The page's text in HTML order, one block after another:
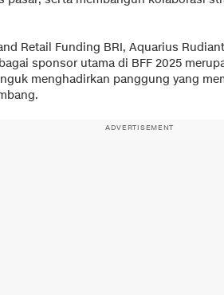
Retail Funding BRI, Aquarius
sponsor utama di BFF 2025
menghadirkan panggung yang
ADVERTISEMENT